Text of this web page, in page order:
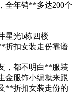
全年销**多达200个
星光b栋四楼
折扣女装走份靠谱
，都不明白**服装
金服饰小编就来跟
**折扣女装走份的